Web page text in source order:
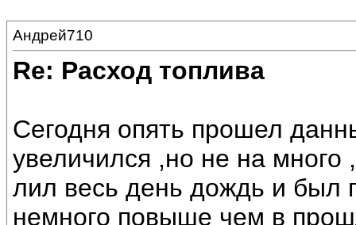
Андрей710
Re: Расход топлива
Сегодня опять прошел
увеличился ,но не на много
лил весь день дождь и был
немного повыше чем в